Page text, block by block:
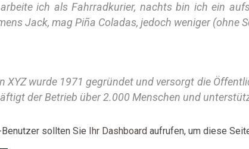
ich als Fahrradkurier, nachts bin ich ein
Jack, mag Piña Coladas, jedoch weniger (ohne
XYZ wurde 1971 gegründet und versorgt die
der Betrieb über 2.000 Menschen und
sollten Sie Ihr Dashboard aufrufen, um diese